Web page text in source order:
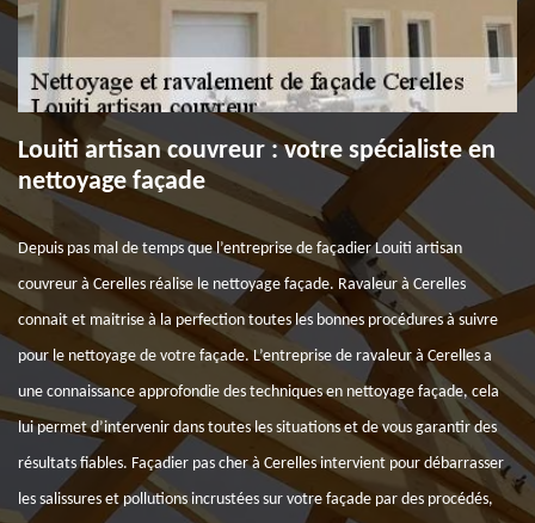
Louiti artisan couvreur : votre spécialiste en
nettoyage façade
Depuis pas mal de temps que l’entreprise de façadier Louiti artisan
couvreur à Cerelles réalise le nettoyage façade. Ravaleur à Cerelles
connait et maitrise à la perfection toutes les bonnes procédures à suivre
pour le nettoyage de votre façade. L’entreprise de ravaleur à Cerelles a
une connaissance approfondie des techniques en nettoyage façade, cela
lui permet d’intervenir dans toutes les situations et de vous garantir des
résultats fiables. Façadier pas cher à Cerelles intervient pour débarrasser
les salissures et pollutions incrustées sur votre façade par des procédés,